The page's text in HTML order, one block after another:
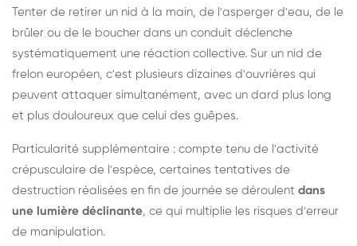
Tenter de retirer un nid à la main, de l'asperger d'eau, de le
brûler ou de le boucher dans un conduit déclenche
systématiquement une réaction collective. Sur un nid de
frelon européen, c'est plusieurs dizaines d'ouvrières qui
peuvent attaquer simultanément, avec un dard plus long
et plus douloureux que celui des guêpes.
Particularité supplémentaire : compte tenu de l'activité
crépusculaire de l'espèce, certaines tentatives de
destruction réalisées en fin de journée se déroulent dans
une lumière déclinante, ce qui multiplie les risques d'erreur
de manipulation.